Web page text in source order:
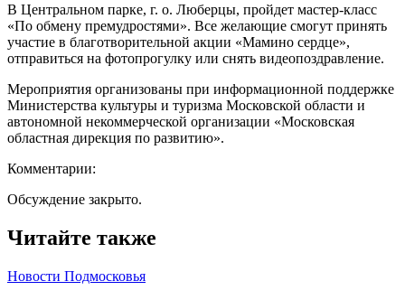
В Центральном парке, г. о. Люберцы, пройдет мастер-класс
«По обмену премудростями». Все желающие смогут принять
участие в благотворительной акции «Мамино сердце»,
отправиться на фотопрогулку или снять видеопоздравление.
Мероприятия организованы при информационной поддержке
Министерства культуры и туризма Московской области и
автономной некоммерческой организации «Московская
областная дирекция по развитию».
Комментарии:
Обсуждение закрыто.
Читайте также
Новости Подмосковья